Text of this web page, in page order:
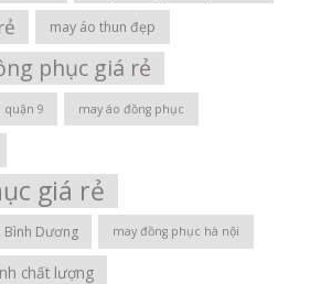
may áo thun đẹp
phục giá rẻ
quận 9 may áo đồng phục
giá rẻ
Bình Dương may đồng phục hà nội
chất lượng